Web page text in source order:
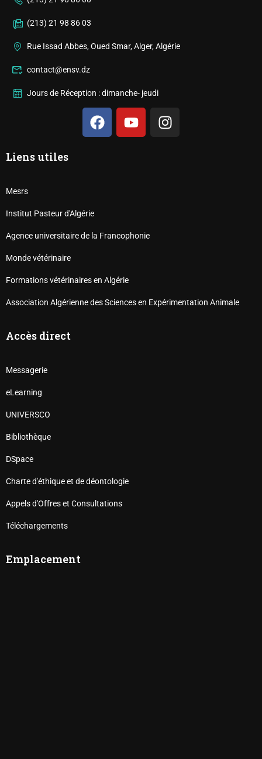
(213) 21 98 86 03
Rue Issad Abbes, Oued Smar, Alger, Algérie
contact@ensv.dz
Jours de Réception : dimanche- jeudi
Liens utiles
Mesrs
Institut Pasteur d'Algérie
Agence universitaire de la Francophonie
Monde vétérinaire
Formations vétérinaires en Algérie
Association Algérienne des Sciences en Expérimentation Animale
Accès direct
Messagerie
eLearning
UNIVERSCO
Bibliothèque
DSpace
Charte d'éthique et de déontologie
Appels d'Offres et Consultations
Téléchargements
Emplacement